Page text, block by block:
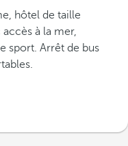
à la mer,
sport. Arrêt de bus